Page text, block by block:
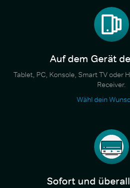
Auf dem Gerät
Tablet, PC, Konsole, Smart TV oder
Receiver.
Wähl dein
Sofort und